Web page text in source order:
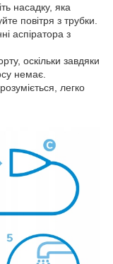
насадку, яка
повітря з трубки.
аспіратора з
оскільки завдяки
немає.
легко